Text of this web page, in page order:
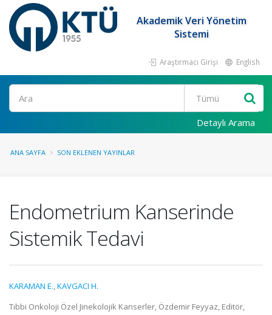
Akademik Veri Yönetim
Sistemi
Araştırmacı Girişi English
Ara
Detaylı Arama
ANA SAYFA SON EKLENEN YAYINLAR
Endometrium Kanserinde
Sistemik Tedavi
KARAMAN E.,KAVGACI H.
Tıbbi Onkoloji Özel Jinekolojik Kanserler, Özdemir Feyyaz, Editör,